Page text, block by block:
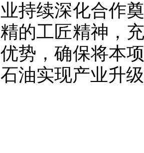
业持续深化合作
精的工匠精神，
优势，确保将本
石油实现产业升